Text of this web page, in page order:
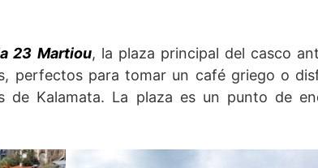
23 Martiou, la plaza principal del casco
perfectos para tomar un café griego o
de Kalamata. La plaza es un punto de